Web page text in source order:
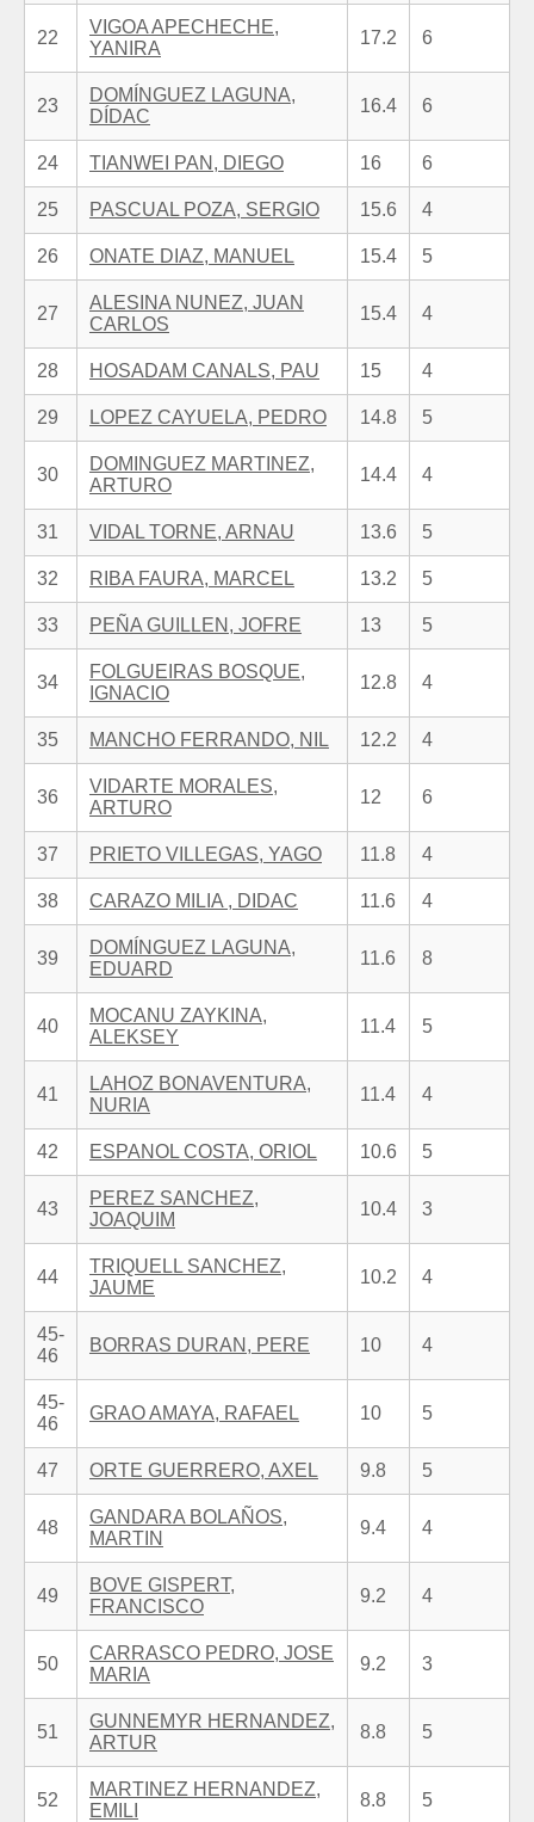
22
VIGOA APECHECHE,
YANIRA
17.2 6
23
DOMÍNGUEZ LAGUNA,
DÍDAC
16.4 6
24 TIANWEI PAN, DIEGO 16 6
25 PASCUAL POZA, SERGIO 15.6 4
26 ONATE DIAZ, MANUEL 15.4 5
27
ALESINA NUNEZ, JUAN
CARLOS
15.4 4
28 HOSADAM CANALS, PAU 15 4
29 LOPEZ CAYUELA, PEDRO 14.8 5
30
DOMINGUEZ MARTINEZ,
ARTURO
14.4 4
31 VIDAL TORNE, ARNAU 13.6 5
32 RIBA FAURA, MARCEL 13.2 5
33 PEÑA GUILLEN, JOFRE 13 5
34
FOLGUEIRAS BOSQUE,
IGNACIO
12.8 4
35 MANCHO FERRANDO, NIL 12.2 4
36
VIDARTE MORALES,
ARTURO
12 6
37 PRIETO VILLEGAS, YAGO 11.8 4
38 CARAZO MILIA , DIDAC 11.6 4
39
DOMÍNGUEZ LAGUNA,
EDUARD
11.6 8
40
MOCANU ZAYKINA,
ALEKSEY
11.4 5
41
LAHOZ BONAVENTURA,
NURIA
11.4 4
42 ESPANOL COSTA, ORIOL 10.6 5
43
PEREZ SANCHEZ,
JOAQUIM
10.4 3
44
TRIQUELL SANCHEZ,
JAUME
10.2 4
45-
46
BORRAS DURAN, PERE 10 4
45-
46
GRAO AMAYA, RAFAEL 10 5
47 ORTE GUERRERO, AXEL 9.8 5
48
GANDARA BOLAÑOS,
MARTIN
9.4 4
49
BOVE GISPERT,
FRANCISCO
9.2 4
50
CARRASCO PEDRO, JOSE
MARIA
9.2 3
51
GUNNEMYR HERNANDEZ,
ARTUR
8.8 5
52
MARTINEZ HERNANDEZ,
EMILI
8.8 5